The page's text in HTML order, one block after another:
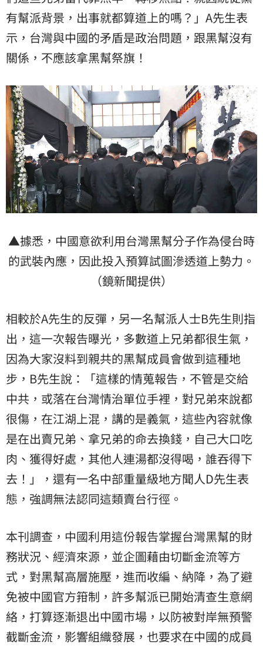
有幫派背景，出事就都算道上的嗎？」A先生表
示，台灣與中國的矛盾是政治問題，跟黑幫沒有
關係，不應該拿黑幫祭旗！
▲據悉，中國意欲利用台灣黑幫分子作為侵台時
的武裝內應，因此投入預算試圖滲透道上勢力。
（鏡新聞提供）
相較於A先生的反彈，另一名幫派人士B先生則指
出，這一次報告曝光，多數道上兄弟都很生氣，
因為大家沒料到親共的黑幫成員會做到這種地
步，B先生說：「這樣的情蒐報告，不管是交給
中共，或落在台灣情治單位手裡，對兄弟來說都
很傷，在江湖上混，講的是義氣，這些內容就像
是在出賣兄弟、拿兄弟的命去換錢，自己大口吃
肉、獲得好處，其他人連湯都沒得喝，誰吞得下
去！」，還有一名中部重量級地方聞人D先生表
態，強調無法認同這類賣台行徑。
本刊調查，中國利用這份報告掌握台灣黑幫的財
務狀況、經濟來源，並企圖藉由切斷金流等方
式，對黑幫高層施壓，進而收編、納降，為了避
免被中國官方箝制，許多幫派已開始清查生意網
絡，打算逐漸退出中國市場，以防被對岸無預警
截斷金流，影響組織發展，也要求在中國的成員